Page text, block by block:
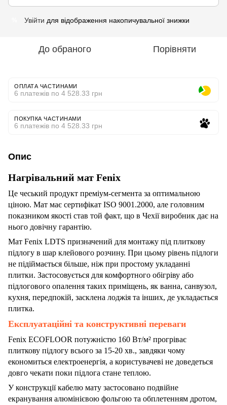
Увійти для відображення накопичувальної знижки
До обраного Порівняти
ОПЛАТА ЧАСТИНАМИ
6 платежів по 4 528.33 грн
ПОКУПКА ЧАСТИНАМИ
6 платежів по 4 528.33 грн
Опис
Нагрівальний мат Fenix
Це чеський продукт преміум-сегмента за оптимальною
ціною. Мат має сертифікат ISO 9001.2000, але головним
показником якості став той факт, що в Чехії виробник дає на
нього довічну гарантію.
Мат Fenix LDTS призначений для монтажу під плиткову
підлогу в шар клейового розчину. При цьому рівень підлоги
не підіймається більше, ніж при простому укладанні
плитки. Застосовується для комфортного обігріву або
підлогового опалення таких приміщень, як ванна, санвузол,
кухня, передпокій, засклена лоджія та інших, де укладається
плитка.
Експлуатаційні та конструктивні переваги
Fenix ECOFLOOR потужністю 160 Вт/м² прогріває
плиткову підлогу всього за 15-20 хв., завдяки чому
економиться електроенергія, а користувачеві не доведеться
довго чекати поки підлога стане теплою.
У конструкції кабелю мату застосовано подвійне
екранування алюмінієвою фольгою та обплетенням дротом,